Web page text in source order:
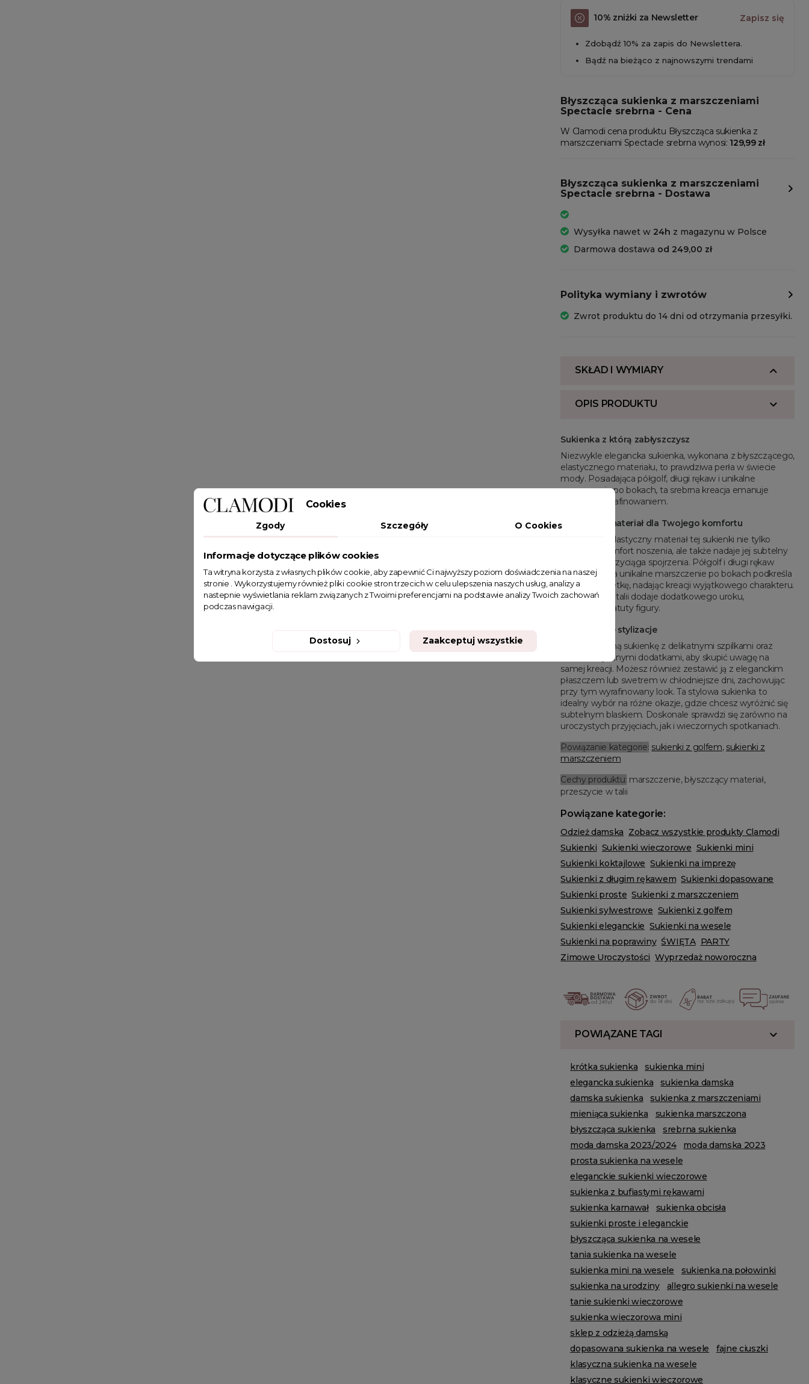
10% zniżki za Newsletter Zapisz się
Zdobądź 10% za zapis do Newslettera.
Bądź na bieżąco z najnowszymi trendami
Błyszcząca sukienka z marszczeniami
Spectacle srebrna - Cena
W Clamodi cena produktu Błyszcząca sukienka z
marszczeniami Spectacle srebrna wynosi: 129,99 zł
Błyszcząca sukienka z marszczeniami
Spectacle srebrna - Dostawa
Wysyłka nawet w 24h z magazynu w Polsce
Darmowa dostawa od 249,00 zł
Polityka wymiany i zwrotów
Zwrot produktu do 14 dni od otrzymania przesyłki.
SKŁAD I WYMIARY
OPIS PRODUKTU
Sukienka z którą zabłyszczysz
Niezwykle elegancka sukienka, wykonana z błyszczącego,
elastycznego materiału, to prawdziwa perła w świecie
mody. Posiadająca półgolf, długi rękaw i unikalne
marszczenia po bokach, ta srebrna kreacja emanuje
szykiem i wyrafinowaniem.
Elastyczny materiał dla Twojego komfortu
Błyszczący, elastyczny materiał tej sukienki nie tylko
zapewnia komfort noszenia, ale także nadaje jej subtelny
blask, który przyciąga spojrzenia. Półgolf i długi rękaw
dodają klasy, a unikalne marszczenie po bokach podkreśla
kobiecą sylwetkę, nadając kreacji wyjątkowego charakteru.
Przeszycie w talii dodaje dodatkowego uroku,
podkreślając atuty figury.
Kreuj własne stylizacje
Łącz tę srebrną sukienkę z delikatnymi szpilkami oraz
minimalistycznymi dodatkami, aby skupić uwagę na
samej kreacji. Możesz również zestawić ją z eleganckim
płaszczem lub swetrem w chłodniejsze dni, zachowując
przy tym wyrafinowany look. Ta stylowa sukienka to
idealny wybór na różne okazje, gdzie chcesz wyróżnić się
subtelnym blaskiem. Doskonale sprawdzi się zarówno na
uroczystych przyjęciach, jak i wieczornych spotkaniach.
Powiązanie kategorie: sukienki z golfem, sukienki z
marszczeniem
Cechy produktu: marszczenie, błyszczący materiał,
przeszycie w talii
Powiązane kategorie:
Odzież damska Zobacz wszystkie produkty Clamodi
Sukienki Sukienki wieczorowe Sukienki mini
Sukienki koktajlowe Sukienki na imprezę
Sukienki z długim rękawem Sukienki dopasowane
Sukienki proste Sukienki z marszczeniem
Sukienki sylwestrowe Sukienki z golfem
Sukienki eleganckie Sukienki na wesele
Sukienki na poprawiny ŚWIĘTA PARTY
Zimowe Uroczystości Wyprzedaż noworoczna
POWIĄZANE TAGI
krótka sukienka
sukienka mini
elegancka sukienka
sukienka damska
damska sukienka
sukienka z marszczeniami
mieniąca sukienka
sukienka marszczona
błyszcząca sukienka
srebrna sukienka
moda damska 2023/2024
moda damska 2023
prosta sukienka na wesele
eleganckie sukienki wieczorowe
sukienka z bufiastymi rękawami
sukienka karnawał
sukienka obcisła
sukienki proste i eleganckie
błyszcząca sukienka na wesele
tania sukienka na wesele
sukienka mini na wesele
sukienka na połowinki
sukienka na urodziny
allegro sukienki na wesele
tanie sukienki wieczorowe
sukienka wieczorowa mini
sklep z odzieżą damską
dopasowana sukienka na wesele
fajne ciuszki
klasyczna sukienka na wesele
klasyczne sukienki wieczorowe
Cookies
Zgody Szczegóły O Cookies
Informacje dotyczące plików cookies
Ta witryna korzysta z własnych plików cookie, aby zapewnić Ci najwyższy poziom doświadczenia na naszej
stronie . Wykorzystujemy również pliki cookie stron trzecich w celu ulepszenia naszych usług, analizy a
nastepnie wyświetlania reklam związanych z Twoimi preferencjami na podstawie analizy Twoich zachowań
podczas nawigacji.
Dostosuj Zaakceptuj wszystkie